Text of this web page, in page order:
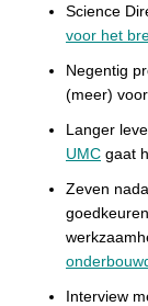
Science
voor het
Negentig
(meer)
Langer
UMC gaat
Zeven
Interview